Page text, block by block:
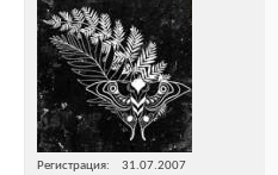
Регистрация
31.07.2007